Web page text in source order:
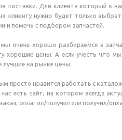
поставки. Для клиента который к
нужно будет только
и помочь с подбором запчастей.
очень хорошо разбираемся в
хорошие цены. А если учесть что
лучшие на рынке цены.
просто нравится работать с
есть сайт, на котором всегда
оплатил/получил или получил/